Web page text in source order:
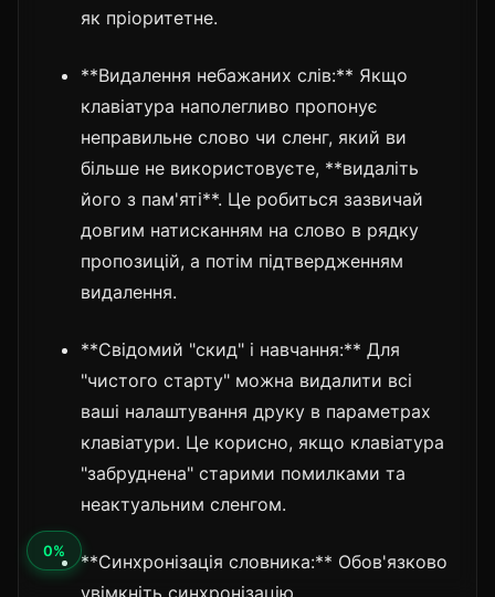
як пріоритетне.
**Видалення небажаних слів:** Якщо
клавіатура наполегливо пропонує
неправильне слово чи сленг, який ви
більше не використовуєте, **видаліть
його з пам'яті**. Це робиться зазвичай
довгим натисканням на слово в рядку
пропозицій, а потім підтвердженням
видалення.
**Свідомий "скид" і навчання:** Для
"чистого старту" можна видалити всі
ваші налаштування друку в параметрах
клавіатури. Це корисно, якщо клавіатура
"забруднена" старими помилками та
неактуальним сленгом.
**Синхронізація словника:** Обов'язково